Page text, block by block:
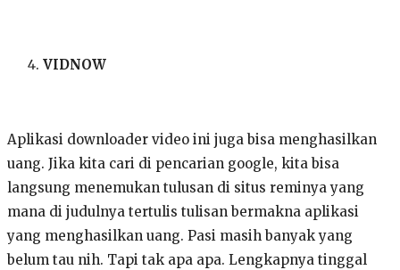
VIDNOW
Aplikasi downloader video ini juga bisa menghasilkan
uang. Jika kita cari di pencarian google, kita bisa
langsung menemukan tulusan di situs reminya yang
mana di judulnya tertulis tulisan bermakna aplikasi
yang menghasilkan uang. Pasi masih banyak yang
belum tau nih. Tapi tak apa apa. Lengkapnya tinggal